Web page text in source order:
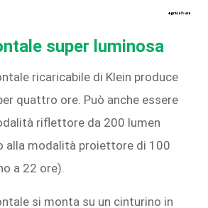
super luminosa
ricaricabile di Klein produce
quattro ore. Può anche essere
riflettore da 200 lumen
alla modalità proiettore di 100
a 22 ore).
si monta su un cinturino in